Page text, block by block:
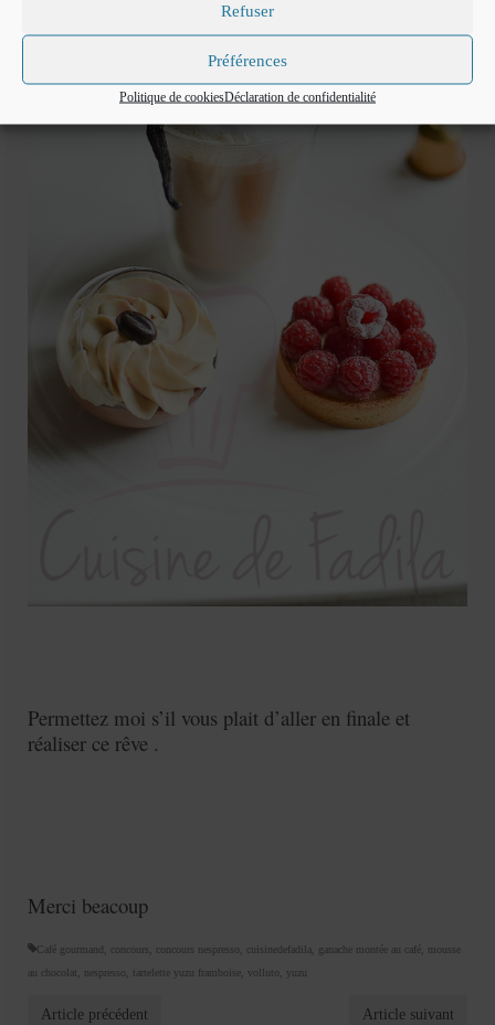
Refuser
Préférences
Politique de cookiesDéclaration de confidentialité
Permettez moi s’il vous plait d’aller en finale et
réaliser ce rêve .
Merci beacoup
Café gourmand concours concours nespresso cuisinedefadila ganache montée au café
mousse
au chocolat
nespresso tartelette yuzu framboise volluto yuzu
Article précédent Article suivant